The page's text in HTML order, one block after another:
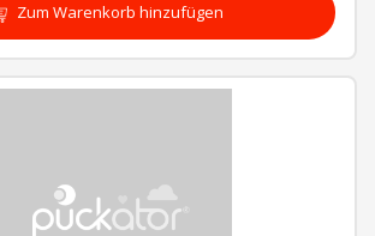
Zum Warenkorb hinzufügen